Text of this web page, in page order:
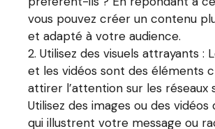
vous pouvez créer un contenu
et adapté à votre audience.
Utilisez des visuels attrayants :
et les vidéos sont des éléments
attirer l’attention sur les réseaux
Utilisez des images ou des vidéos
qui illustrent votre message ou